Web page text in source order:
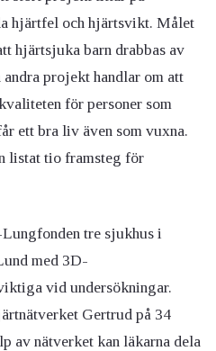
hjärtfel och hjärtsvikt. Målet
hjärtsjuka barn drabbas av
projekt handlar om att
för personer som
ett bra liv även som vuxna.
listat tio framsteg för
tre sjukhus i
med 3D-
vid undersökningar.
Gertrud på 34
av nätverket kan läkarna dela